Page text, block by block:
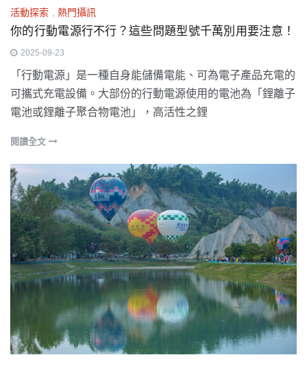
活動探索 熱門攝訊
你的行動電源行不行？這些問題型號千萬別用要注意！
2025-09-23
「行動電源」是一種自身能儲備電能、可為電子產品充電的
可攜式充電設備。大部份的行動電源使用的電池為「鋰離子
電池或鋰離子聚合物電池」，高活性之鋰
閱讀全文